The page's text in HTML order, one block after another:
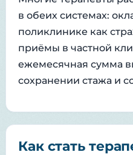
в обеих системах:
поликлинике как
приёмы в частной
ежемесячная сумма
сохранении стажа и
Как стать